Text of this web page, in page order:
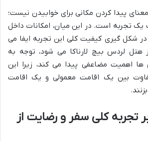
پیدا کردن مکانی برای خوابیدن نیست؛
یک تجربه است. در این میان، امکانات داخل
شکل گیری کیفیت کلی این تجربه ایفا می
لردس بیچ لارناکا می شود، توجه به
ها اهمیت مضاعفی پیدا می کند، زیرا این
بین یک اقامت معمولی و یک اقامت
تجربه کلی سفر و رضایت از